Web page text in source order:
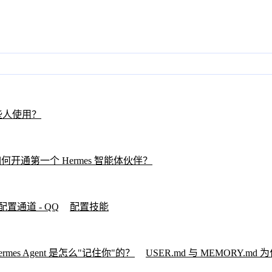
使用？
开通第一个 Hermes 智能体伙伴？
置通道 - QQ 配置技能
Agent 是怎么"记住你"的？ USER.md 与 MEMORY.md